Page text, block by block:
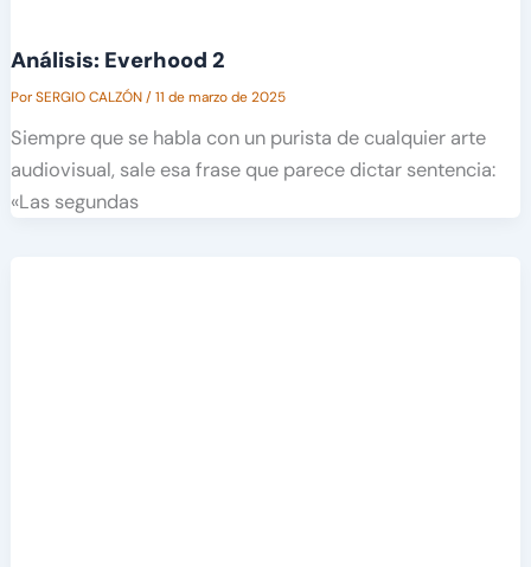
Análisis: Everhood 2
PorSERGIO CALZÓN/11 de marzo de 2025
Siempre que se habla con un purista de cualquier arte
audiovisual, sale esa frase que parece dictar sentencia:
«Las segundas